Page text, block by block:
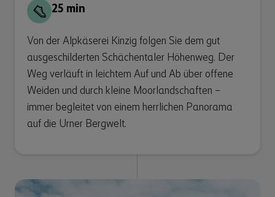
25 min
Von der Alpkäserei Kinzig folgen Sie dem gut
ausgeschilderten Schächentaler Höhenweg. Der
Weg verläuft in leichtem Auf und Ab über offene
Weiden und durch kleine Moorlandschaften –
immer begleitet von einem herrlichen Panorama
auf die Urner Bergwelt.